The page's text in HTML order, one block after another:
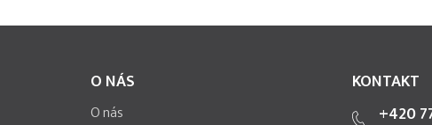
Z
O NÁS
O nás
KONTAKT
+420